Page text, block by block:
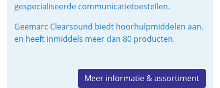
gespecialiseerde communicatietoestellen.
Geemarc Clearsound biedt hoorhulpmiddelen aan,
en heeft inmiddels meer dan 80 producten.
Meer informatie & assortiment